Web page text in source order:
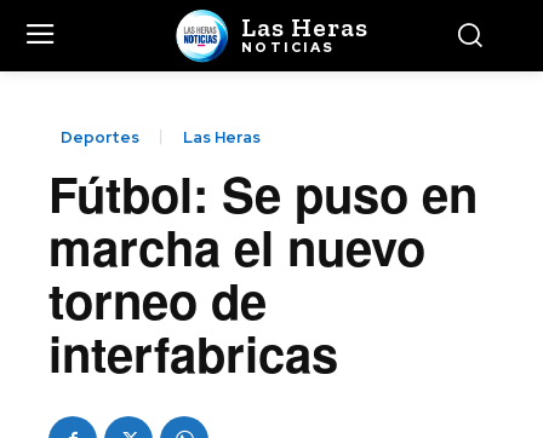
Las Heras
NOTICIAS
Deportes Las Heras
Fútbol: Se puso en
marcha el nuevo
torneo de
interfabricas